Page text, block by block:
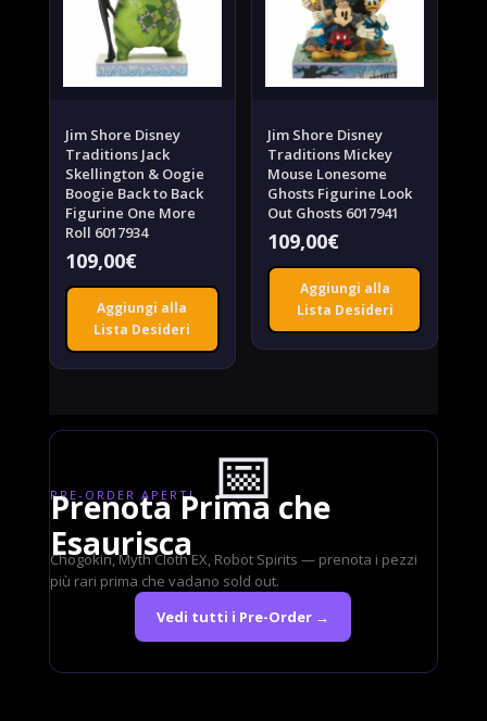
Jim Shore Disney
Traditions Jack
Skellington & Oogie
Boogie Back to Back
Figurine One More
Roll 6017934
109,00€
Aggiungi alla
Lista Desideri
Jim Shore Disney
Traditions Mickey
Mouse Lonesome
Ghosts Figurine Look
Out Ghosts 6017941
109,00€
Aggiungi alla
Lista Desideri
📅
PRE-ORDER APERTI
Prenota Prima che
Esaurisca
Chogokin, Myth Cloth EX, Robot Spirits — prenota i pezzi
più rari prima che vadano sold out.
Vedi tutti i Pre-Order →